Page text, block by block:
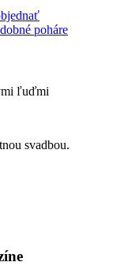
poháre
ľuďmi
svadbou.